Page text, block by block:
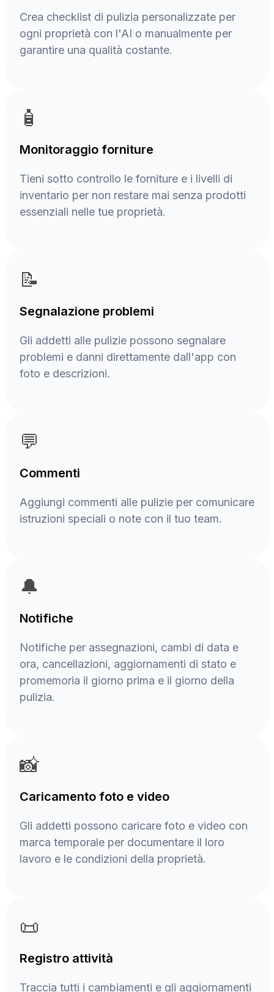
Crea checklist di pulizia personalizzate per
ogni proprietà con l'AI o manualmente per
garantire una qualità costante.
🧴
Monitoraggio forniture
Tieni sotto controllo le forniture e i livelli di
inventario per non restare mai senza prodotti
essenziali nelle tue proprietà.
📝
Segnalazione problemi
Gli addetti alle pulizie possono segnalare
problemi e danni direttamente dall'app con
foto e descrizioni.
💬
Commenti
Aggiungi commenti alle pulizie per comunicare
istruzioni speciali o note con il tuo team.
🔔
Notifiche
Notifiche per assegnazioni, cambi di data e
ora, cancellazioni, aggiornamenti di stato e
promemoria il giorno prima e il giorno della
pulizia.
📸
Caricamento foto e video
Gli addetti possono caricare foto e video con
marca temporale per documentare il loro
lavoro e le condizioni della proprietà.
📜
Registro attività
Traccia tutti i cambiamenti e gli aggiornamenti